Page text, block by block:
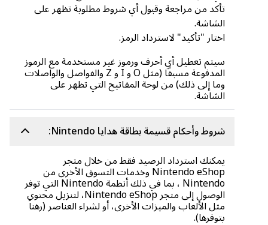
تأكد من مراجعة وقبول أي شروط مطلوبة تظهر على
الشاشة.
اختار "تأكيد" لاسترداد الرمز.
سيتم تعطيل أي أحرف ورموز غير مستخدمة مع الرموز
المدفوعة مسبقًا (مثل O و I و Z والفواصل والواصلات
وما إلى ذلك) من لوحة المفاتيح التي تظهر على
الشاشة.
شروط وأحكام قسيمة بطاقة هدايا Nintendo:
يمكنك استرداد الرصيد فقط من خلال متجر
Nintendo eShop وخدمات التسوق الأخرى من
Nintendo ، بما في ذلك أنظمة Nintendo التي توفر
الوصول إلى متجر Nintendo eShop، لتنزيل محتوى
مثل الألعاب والميزات الأخرى، أو لشراء العناصر (رهناً
بتوفرها).